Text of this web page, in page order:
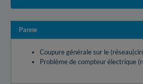
Panne
Coupure générale sur le
Problème de compteur électrique